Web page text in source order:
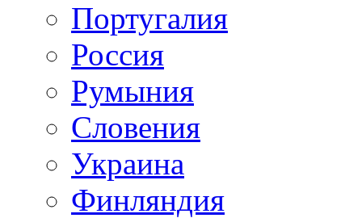
Португалия
Россия
Румыния
Словения
Украина
Финляндия